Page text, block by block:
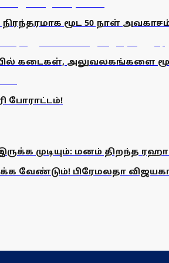
மூட 50 நாள்
கடைகள், அலுவலகங்களை மூட
போராட்டம்!
முடியும்: மனம் திறந்த
வேண்டும்! பிரேமலதா விஜயகாந்த்